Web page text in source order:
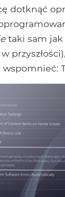
dotknąć
taki sam